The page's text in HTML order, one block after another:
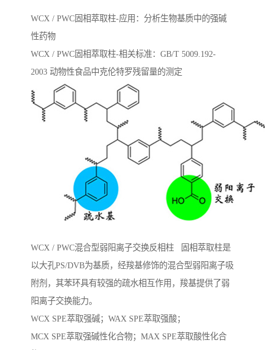
WCX / PWC固相萃取柱-应用：分析生物基质中的强碱
性药物
WCX / PWC固相萃取柱-相关标准：GB/T 5009.192-
2003 动物性⻝品中克伦特罗残留量的测定
WCX / PWC混合型弱阳离子交换反相柱 固相萃取柱是
以大孔PS/DVB为基质，经羧基修饰的混合型弱阳离子吸
附剂，其苯环具有较强的疏水相互作用，羧基提供了弱
阳离子交换能力。
WCX SPE萃取强碱；WAX SPE萃取强酸；
MCX SPE萃取强碱性化合物；MAX SPE萃取酸性化合